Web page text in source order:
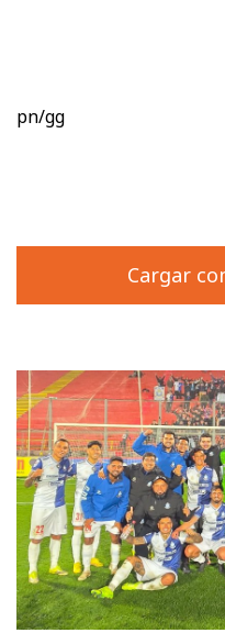
pn/gg
Cargar